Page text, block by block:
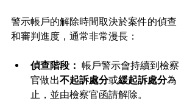
警示帳戶的解除時間取決於案件的偵查
和審判進度，通常非常漫長：
偵查階段： 帳戶警示會持續到檢察
官做出不起訴處分或緩起訴處分為
止，並由檢察官函請解除。